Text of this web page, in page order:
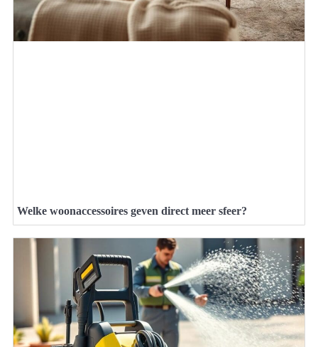
Welke woonaccessoires geven direct meer sfeer?